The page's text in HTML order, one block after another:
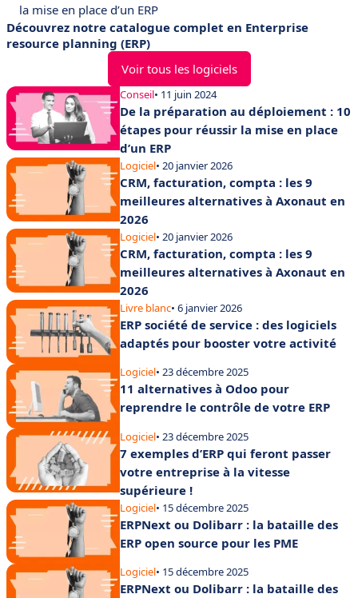
la mise en place d’un ERP
Découvrez notre catalogue complet en Enterprise
resource planning (ERP)
Voir tous les logiciels
Conseil• 11 juin 2024
De la préparation au déploiement : 10
étapes pour réussir la mise en place
d’un ERP
Logiciel• 20 janvier 2026
CRM, facturation, compta : les 9
meilleures alternatives à Axonaut en
2026
Logiciel• 20 janvier 2026
CRM, facturation, compta : les 9
meilleures alternatives à Axonaut en
2026
Livre blanc• 6 janvier 2026
ERP société de service : des logiciels
adaptés pour booster votre activité
Logiciel• 23 décembre 2025
11 alternatives à Odoo pour
reprendre le contrôle de votre ERP
Logiciel• 23 décembre 2025
7 exemples d’ERP qui feront passer
votre entreprise à la vitesse
supérieure !
Logiciel• 15 décembre 2025
ERPNext ou Dolibarr : la bataille des
ERP open source pour les PME
Logiciel• 15 décembre 2025
ERPNext ou Dolibarr : la bataille des